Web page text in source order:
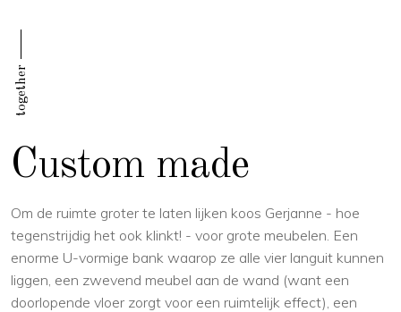
together
Custom made
Om de ruimte groter te laten lijken koos Gerjanne - hoe
tegenstrijdig het ook klinkt! - voor grote meubelen. Een
enorme U-vormige bank waarop ze alle vier languit kunnen
liggen, een zwevend meubel aan de wand (want een
doorlopende vloer zorgt voor een ruimtelijk effect), een